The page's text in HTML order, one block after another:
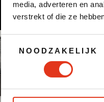
media, adverteren en
verstrekt of die ze
Toestemmingsselectie
NOODZAKELIJK